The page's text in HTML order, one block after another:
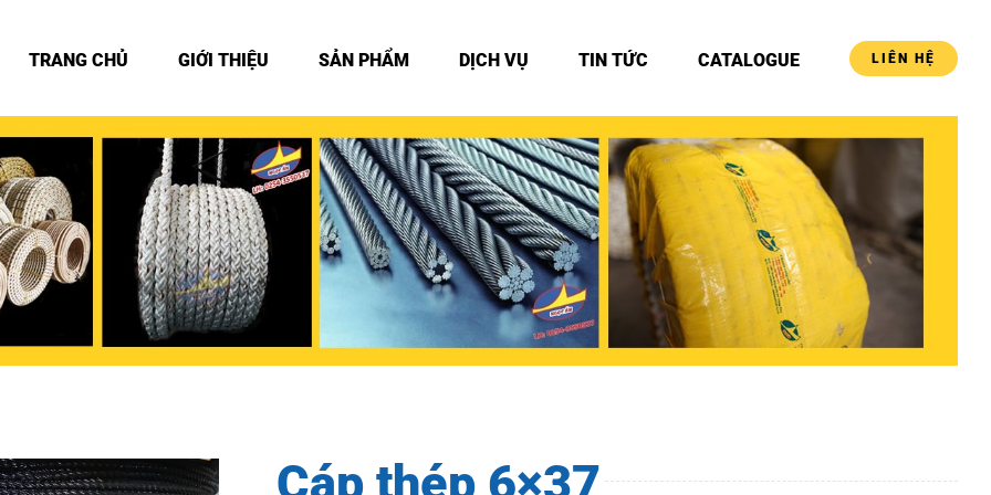
TRANG CHỦ GIỚI THIỆU SẢN PHẨM DỊCH VỤ TIN TỨC CATALOGUE LIÊN HỆ